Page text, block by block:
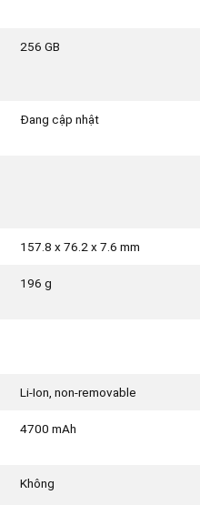
256 GB
Đang cập nhật
157.8 x 76.2 x 7.6 mm
196 g
Li-Ion, non-removable
4700 mAh
Không